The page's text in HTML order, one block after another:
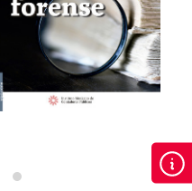
20180411
$217.00